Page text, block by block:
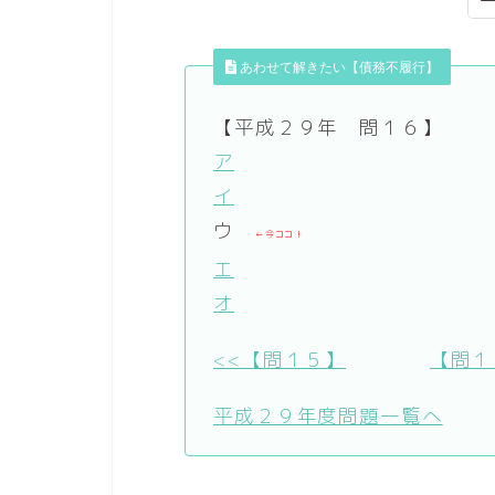
あわせて解きたい【債務不履行】
【平成２９年 問１６】
ア
イ
ウ
←今ココ！
エ
オ
<<【問１５】 【問
平成２９年度問題一覧へ